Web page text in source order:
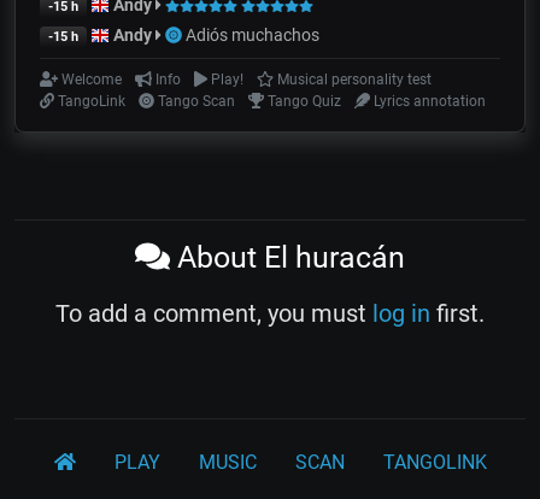
-15 h Andy
-15 h Andy Adiós muchachos
Welcome Info Play!
Musical personality test
TangoLink
Tango Scan Tango Quiz Lyrics annotation
About El huracán
To add a comment, you must log in first.
PLAY MUSIC SCAN TANGOLINK